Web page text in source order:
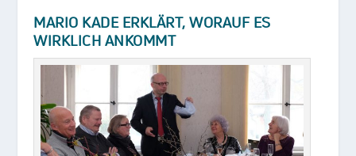
MARIO KADE ERKLÄRT, WORAUF ES
WIRKLICH ANKOMMT